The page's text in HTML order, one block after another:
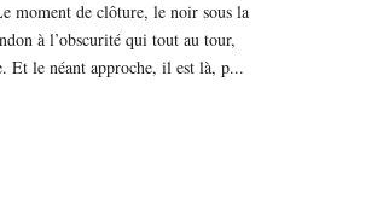
de clôture, le noir sous la
à l’obscurité qui tout au tour,
Et le néant approche, il est là, p...